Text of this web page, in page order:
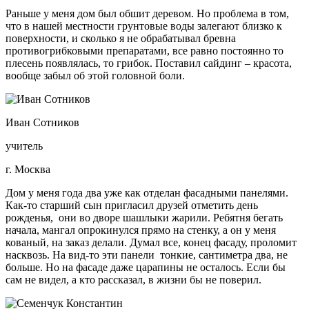
Раньше у меня дом был обшит деревом. Но проблема в том,
что в нашей местности грунтовые воды залегают близко к
поверхности, и сколько я не обрабатывал бревна
противогрибковыми препаратами, все равно постоянно то
плесень появлялась, то грибок. Поставил сайдинг – красота,
вообще забыл об этой головной боли.
Иван Сотников
учитель
г. Москва
Дом у меня года два уже как отделан фасадными панелями.
Как-то старший сын пригласил друзей отметить день
рожденья, они во дворе шашлыки жарили. Ребятня бегать
начала, мангал опрокинулся прямо на стенку, а он у меня
кованый, на заказ делали. Думал все, конец фасаду, проломит
насквозь. На вид-то эти панели тонкие, сантиметра два, не
больше. Но на фасаде даже царапины не осталось. Если бы
сам не видел, а кто рассказал, в жизни бы не поверил.